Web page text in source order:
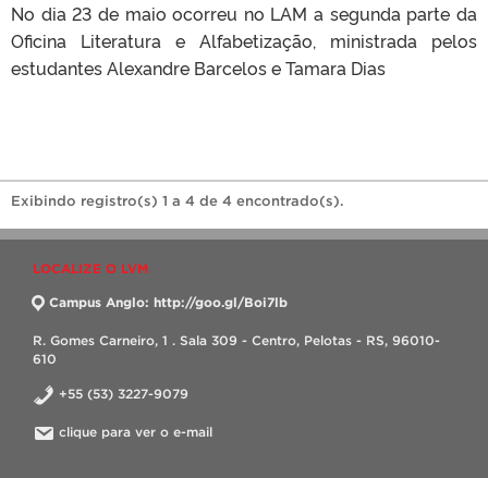
No dia 23 de maio ocorreu no LAM a segunda parte da
Oficina Literatura e Alfabetização, ministrada pelos
estudantes Alexandre Barcelos e Tamara Dias
Exibindo registro(s) 1 a 4 de 4 encontrado(s).
LOCALIZE O LVM
Campus Anglo: http://goo.gl/Boi7lb
R. Gomes Carneiro, 1 . Sala 309 - Centro, Pelotas - RS, 96010-
610
+55 (53) 3227-9079
clique para ver o e-mail